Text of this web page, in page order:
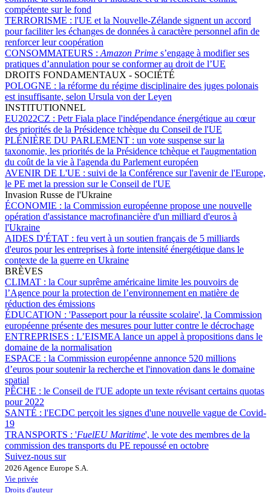
compétente sur le fond
TERRORISME : l'UE et la Nouvelle-Zélande signent un accord
pour faciliter les échanges de données à caractère personnel afin de
renforcer leur coopération
CONSOMMATEURS : Amazon Prime s’engage à modifier ses
pratiques d’annulation pour se conformer au droit de l’UE
DROITS FONDAMENTAUX - SOCIÉTÉ
POLOGNE : la réforme du régime disciplinaire des juges polonais
est insuffisante, selon Ursula von der Leyen
INSTITUTIONNEL
EU2022CZ : Petr Fiala place l'indépendance énergétique au cœur
des priorités de la Présidence tchèque du Conseil de l'UE
PLÉNIÈRE DU PARLEMENT : un vote suspense sur la
taxonomie, les priorités de la Présidence tchèque et l'augmentation
du coût de la vie à l'agenda du Parlement européen
AVENIR DE L'UE : suivi de la Conférence sur l'avenir de l'Europe,
le PE met la pression sur le Conseil de l'UE
Invasion Russe de l'Ukraine
ÉCONOMIE : la Commission européenne propose une nouvelle
opération d'assistance macrofinancière d'un milliard d'euros à
l'Ukraine
AIDES D'ÉTAT : feu vert à un soutien français de 5 milliards
d'euros pour les entreprises à forte intensité énergétique dans le
contexte de la guerre en Ukraine
BRÈVES
CLIMAT : la Cour suprême américaine limite les pouvoirs de
l’Agence pour la protection de l’environnement en matière de
réduction des émissions
ÉDUCATION : 'Passeport pour la réussite scolaire', la Commission
européenne présente des mesures pour lutter contre le décrochage
ENTREPRISES : L’EISMEA lance un appel à propositions dans le
domaine de la normalisation
ESPACE : la Commission européenne annonce 520 millions
d’euros pour soutenir la recherche et l'innovation dans le domaine
spatial
PÊCHE : le Conseil de l'UE adopte un texte révisant certains quotas
pour 2022
SANTÉ : l'ECDC perçoit les signes d'une nouvelle vague de Covid-
19
TRANSPORTS : 'FuelEU Maritime', le vote des membres de la
commission des transports du PE repoussé en octobre
Suivez-nous sur
2026 Agence Europe S.A.
Vie privée
Droits d'auteur